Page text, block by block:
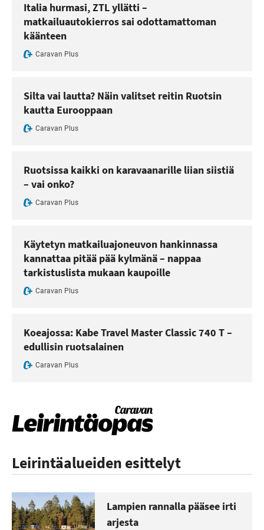
Italia hurmasi, ZTL yllätti –
matkailuautokierros sai odottamattoman
käänteen
Caravan Plus
Silta vai lautta? Näin valitset reitin Ruotsin
kautta Eurooppaan
Caravan Plus
Ruotsissa kaikki on karavaanarille liian siistiä
– vai onko?
Caravan Plus
Käytetyn matkailuajoneuvon hankinnassa
kannattaa pitää pää kylmänä – nappaa
tarkistuslista mukaan kaupoille
Caravan Plus
Koeajossa: Kabe Travel Master Classic 740 T –
edullisin ruotsalainen
Caravan Plus
Leirintäalueiden esittelyt
Lampien rannalla pääsee irti
arjesta